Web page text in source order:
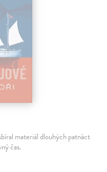
materiál dlouhých patnáct
čas.